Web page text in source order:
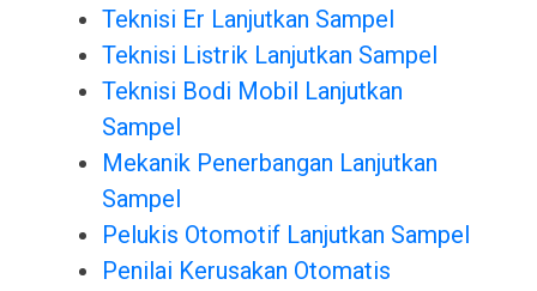
Teknisi Er Lanjutkan Sampel
Teknisi Listrik Lanjutkan Sampel
Teknisi Bodi Mobil Lanjutkan
Sampel
Mekanik Penerbangan Lanjutkan
Sampel
Pelukis Otomotif Lanjutkan Sampel
Penilai Kerusakan Otomatis